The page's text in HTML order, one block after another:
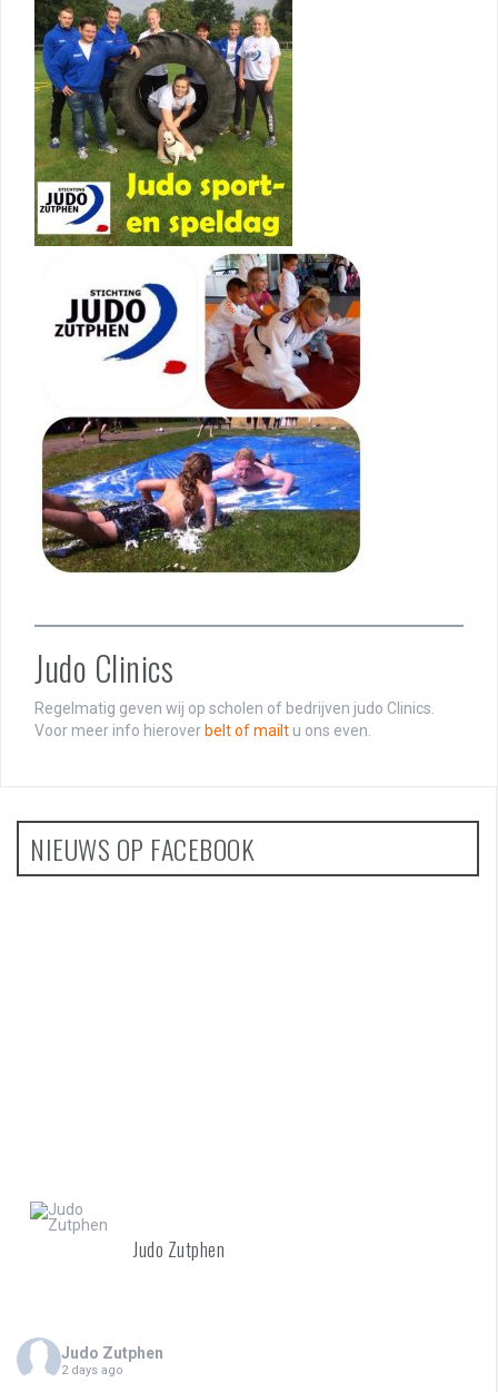
Judo Clinics
Regelmatig geven wij op scholen of bedrijven judo Clinics.
Voor meer info hieroverbelt of mailt u ons even.
NIEUWS OP FACEBOOK
Judo Zutphen
Judo Zutphen
2 days ago